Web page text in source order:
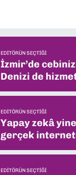
EDITÖRÜN SEÇTIĞI
İzmir’de
Denizi de
EDITÖRÜN SEÇTIĞI
Yapay zekâ
gerçek
EDITÖRÜN SEÇTIĞI